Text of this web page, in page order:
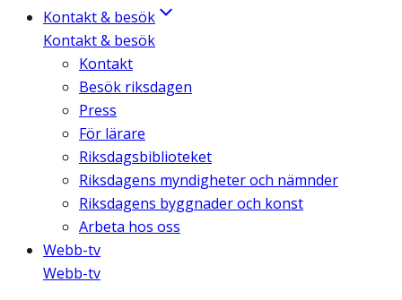
Kontakt & besök
Kontakt & besök
Kontakt
Besök riksdagen
Press
För lärare
Riksdagsbiblioteket
Riksdagens myndigheter och nämnder
Riksdagens byggnader och konst
Arbeta hos oss
Webb-tv
Webb-tv